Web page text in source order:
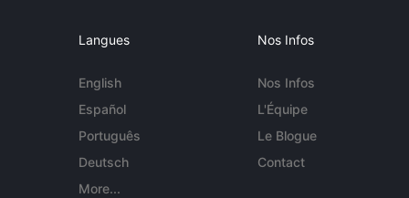
Langues
English
Español
Português
Deutsch
More...
Nos Infos
Nos Infos
L'Équipe
Le Blogue
Contact